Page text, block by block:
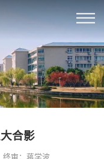
合影
终审：蒋学波